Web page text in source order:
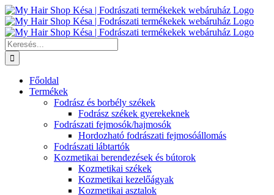
Kihagyás
Keresés...
Főoldal
Termékek
Fodrász és borbély székek
Fodrász székek gyerekeknek
Fodrászati fejmosók/hajmosók
Hordozható fodrászati fejmosóállomás
Fodrászati lábtartók
Kozmetikai berendezések és bútorok
Kozmetikai székek
Kozmetikai kezelőágyak
Kozmetikai asztalok